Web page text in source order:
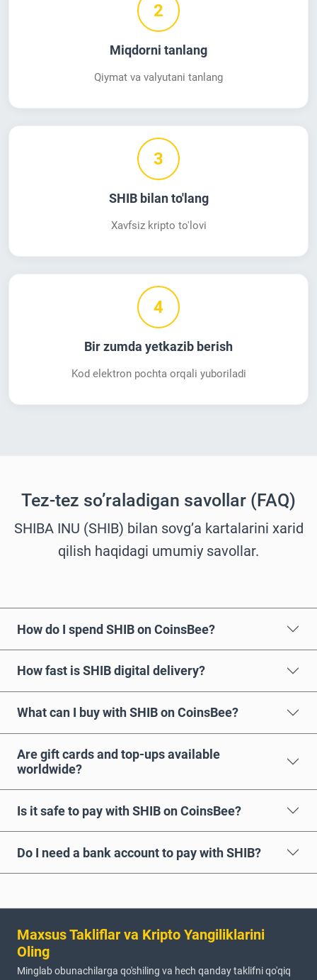
2
Miqdorni tanlang
Qiymat va valyutani tanlang
3
SHIB bilan to'lang
Xavfsiz kripto to'lovi
4
Bir zumda yetkazib berish
Kod elektron pochta orqali yuboriladi
Tez-tez so’raladigan savollar (FAQ)
SHIBA INU (SHIB) bilan sovg’a kartalarini xarid
qilish haqidagi umumiy savollar.
How do I spend SHIB on CoinsBee?
How fast is SHIB digital delivery?
What can I buy with SHIB on CoinsBee?
Are gift cards and top-ups available
worldwide?
Is it safe to pay with SHIB on CoinsBee?
Do I need a bank account to pay with SHIB?
Maxsus Takliflar va Kripto Yangiliklarini
Oling
Minglab obunachilarga qo'shiling va hech qanday taklifni qo'qiq